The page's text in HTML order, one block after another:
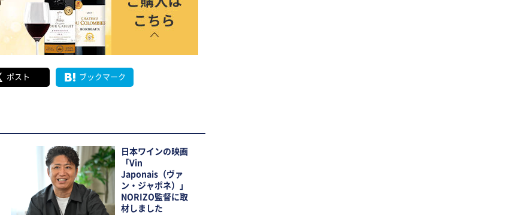
ポスト ブックマーク
日本ワインの映画
「Vin
Japonais（ヴァ
ン・ジャポネ）」
NORIZO監督に取
材しました